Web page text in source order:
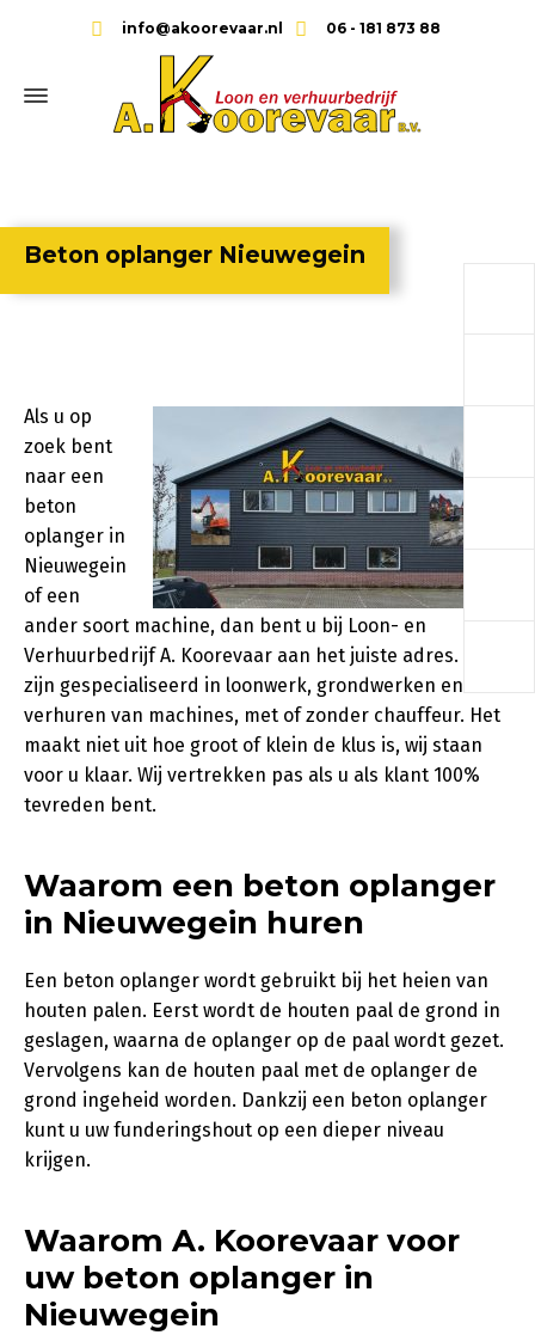
info@akoorevaar.nl 06 - 181 873 88
Beton oplanger Nieuwegein
Als u op
zoek bent
naar een
beton
oplanger in
Nieuwegein
of een
ander soort machine, dan bent u bij Loon- en
Verhuurbedrijf A. Koorevaar aan het juiste adres. Wij
zijn gespecialiseerd in loonwerk, grondwerken en het
verhuren van machines, met of zonder chauffeur. Het
maakt niet uit hoe groot of klein de klus is, wij staan
voor u klaar. Wij vertrekken pas als u als klant 100%
tevreden bent.
Waarom een beton oplanger
in Nieuwegein huren
Een beton oplanger wordt gebruikt bij het heien van
houten palen. Eerst wordt de houten paal de grond in
geslagen, waarna de oplanger op de paal wordt gezet.
Vervolgens kan de houten paal met de oplanger de
grond ingeheid worden. Dankzij een beton oplanger
kunt u uw funderingshout op een dieper niveau
krijgen.
Waarom A. Koorevaar voor
uw beton oplanger in
Nieuwegein